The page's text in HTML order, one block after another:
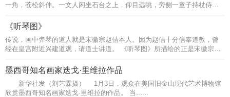
一角，苍松斜伸。一文人闲坐石台之上，仰目远眺，旁侧一童子持杖侍
角行书“马远”单款，画幅上端有宋宁宗赵扩行书七言诗，落款“赐王都提举
为寿”。画......
《听琴图》
传说，画中弹琴的道人就是宋徽宗赵佶本人。因为赵佶十分信奉道教，曾
经在皇宫附近兴建道观，请道士讲道。 《听琴图》所描绘的正是宋徽宗身
琴论道，暗通心曲的艺术场景。通过纤细的技法和迷人的色彩，把作品描
绘得工整清丽，神妙无加。 ......
墨西哥知名画家迭戈·里维拉作品
新华社发（刘艺霖摄） 1月3日，观众在美国旧金山现代艺术博物馆
欣赏墨西哥知名画家迭戈·里维拉的作品。 当......